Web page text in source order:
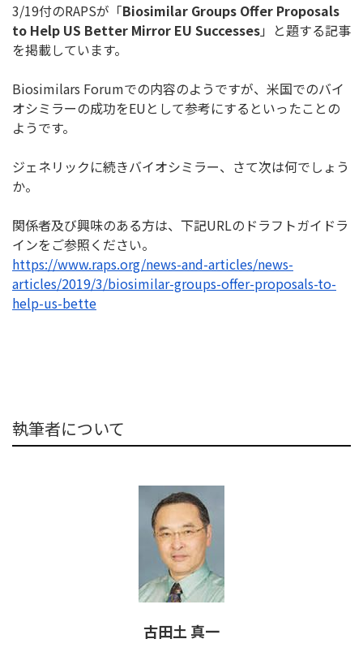
3/19付のRAPSが「Biosimilar Groups Offer Proposals
to Help US Better Mirror EU Successes」と題する記事
を掲載しています。
Biosimilars Forumでの内容のようですが、 米国でのバイ
オシミラーの成功をEUとして参考にするといったこ との
ようです。
ジェネリックに続きバイオシミラー、さて次は何でしょう
か。
関係者及び興味のある方は、下記URLのドラフトガイドラ
インを ご参照ください。
https://www.raps.org/news-and-articles/news-
articles/2019/3/biosimilar-groups-offer-proposals-to-
help-us-bette
執筆者について
古田土 真一